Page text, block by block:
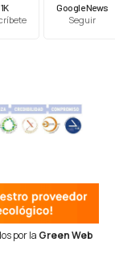
1K Google News
Seguir
por la Green Web